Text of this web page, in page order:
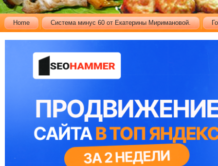
Home Cистема минус 60 от Екатерины Миримановой.